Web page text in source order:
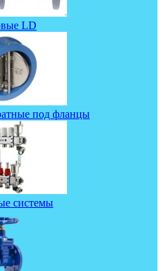
LD
под фланцы
системы